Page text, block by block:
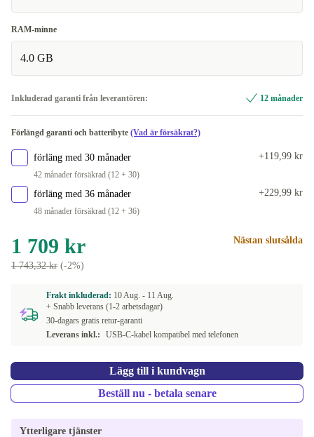
RAM-minne
4.0 GB
Inkluderad garanti från leverantören: 12 månader
Förlängd garanti och batteribyte (Vad är försäkrat?)
förläng med 30 månader
42 månader försäkrad (12 + 30)
+119,99 kr
förläng med 36 månader
48 månader försäkrad (12 + 36)
+229,99 kr
1 709 kr
1 743,32 kr (-2%)
Nästan slutsålda
Frakt inkluderad: 10 Aug. - 11 Aug.
+ Snabb leverans (1-2 arbetsdagar)
30-dagars gratis retur-garanti
Leverans inkl.:
USB-C-kabel kompatibel med telefonen
Lägg till i kundvagn
Beställ nu - betala senare
Ytterligare tjänster